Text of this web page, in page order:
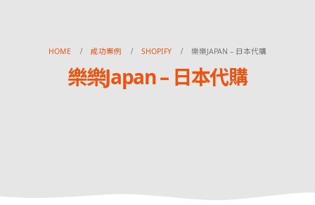
HOME 成功案例 SHOPIFY 樂樂JAPAN – 日本代購
樂樂Japan – 日本代購